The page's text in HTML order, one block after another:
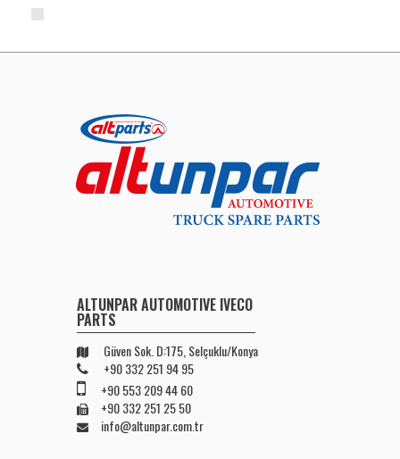
ALTUNPAR AUTOMOTIVE IVECO
PARTS
Güven Sok. D:175, Selçuklu/Konya
+90 332 251 94 95
+90 553 209 44 60
+90 332 251 25 50
info@altunpar.com.tr